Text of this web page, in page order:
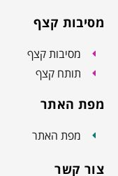
מסיבות קצף
מסיבות קצף
תותח קצף
מפת האתר
מפת האתר
צור קשר